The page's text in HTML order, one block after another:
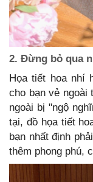
2. Đừng bỏ qua
Họa tiết hoa nhí
cho bạn vẻ ngoài
ngoài bị "ngộ
tại, đồ họa tiết
bạn nhất định
thêm phong phú,